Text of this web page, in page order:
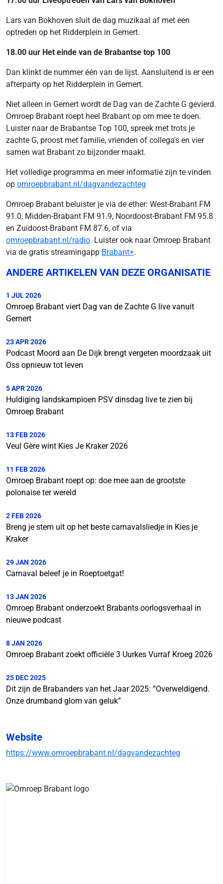
Lars van Bokhoven sluit de dag muzikaal af met een
optreden op het Ridderplein in Gemert.
18.00 uur Het einde van de Brabantse top 100
Dan klinkt de nummer één van de lijst. Aansluitend is er een
afterparty op het Ridderplein in Gemert.
Niet alleen in Gemert wordt de Dag van de Zachte G gevierd.
Omroep Brabant roept heel Brabant op om mee te doen.
Luister naar de Brabantse Top 100, spreek met trots je
zachte G, proost met familie, vrienden of collega's en vier
samen wat Brabant zo bijzonder maakt.
Het volledige programma en meer informatie zijn te vinden
op omroepbrabant.nl/dagvandezachteg
Omroep Brabant beluister je via de ether: West-Brabant FM
91.0, Midden-Brabant FM 91.9, Noordoost-Brabant FM 95.8
en Zuidoost-Brabant FM 87.6, of via
omroepbrabant.nl/radio. Luister ook naar Omroep Brabant
via de gratis streamingapp Brabant+.
ANDERE ARTIKELEN VAN DEZE ORGANISATIE
1 JUL 2026
Omroep Brabant viert Dag van de Zachte G live vanuit
Gemert
23 APR 2026
Podcast Moord aan De Dijk brengt vergeten moordzaak uit
Oss opnieuw tot leven
5 APR 2026
Huldiging landskampioen PSV dinsdag live te zien bij
Omroep Brabant
13 FEB 2026
Veul Gère wint Kies Je Kraker 2026
11 FEB 2026
Omroep Brabant roept op: doe mee aan de grootste
polonaise ter wereld
2 FEB 2026
Breng je stem uit op het beste carnavalsliedje in Kies je
Kraker
29 JAN 2026
Carnaval beleef je in Roeptoetgat!
13 JAN 2026
Omroep Brabant onderzoekt Brabants oorlogsverhaal in
nieuwe podcast
8 JAN 2026
Omroep Brabant zoekt officiële 3 Uurkes Vurraf Kroeg 2026
25 DEC 2025
Dit zijn de Brabanders van het Jaar 2025: “Overweldigend.
Onze drumband glom van geluk”
Website
https://www.omroepbrabant.nl/dagvandezachteg